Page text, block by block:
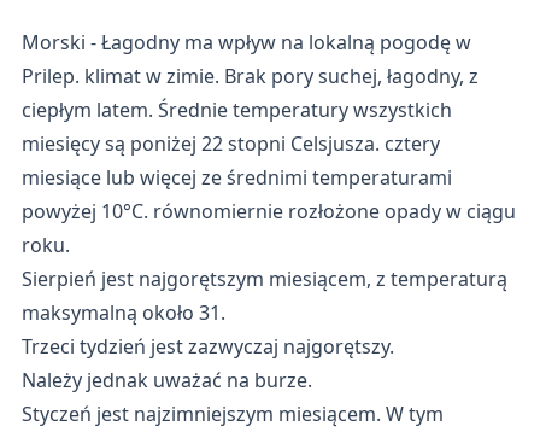
Morski - Łagodny ma wpływ na lokalną pogodę w
Prilep. klimat w zimie. Brak pory suchej, łagodny, z
ciepłym latem. Średnie temperatury wszystkich
miesięcy są poniżej 22 stopni Celsjusza. cztery
miesiące lub więcej ze średnimi temperaturami
powyżej 10°C. równomiernie rozłożone opady w ciągu
roku.
Sierpień jest najgorętszym miesiącem, z temperaturą
maksymalną około 31.
Trzeci tydzień jest zazwyczaj najgorętszy.
Należy jednak uważać na burze.
Styczeń jest najzimniejszym miesiącem. W tym